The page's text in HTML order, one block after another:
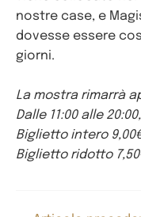
nostre case, e
dovesse essere
giorni.
La mostra rimarrà
Dalle 11:00 alle
Biglietto intero
Biglietto ridotto